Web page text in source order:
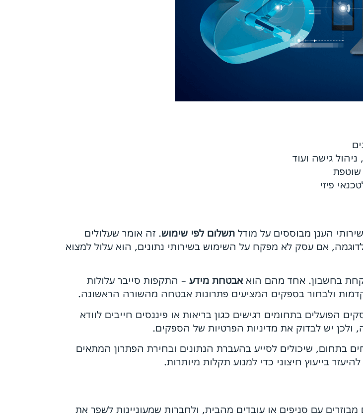
גישה ועוד
שוטפת
פיזי
הענן מבוססים על מודל תשלום לפי שימוש. זה אומר שעלולים
אם עסק לא מפקח על השימוש בשירותי נתונים, הוא עלול למצוא
בחשבון. אחד מהם הוא אבטחת מידע – התקפות סייבר עלולות
ולבחור בספקים המציעים פתרונות אבטחה מהשורה הראשונה.
הפועלים בתחומים רגישים כגון בריאות או פיננסים חייבים לוודא
יש לבדוק את מדיניות הפרטיות של הספקים.
בתחום, שיכולים לסייע בהעברת הנתונים ובחירת הפתרון המתאים
מבוזרים עם סניפים או עובדים מהבית, ולחברות שמעוניינות לשפר את